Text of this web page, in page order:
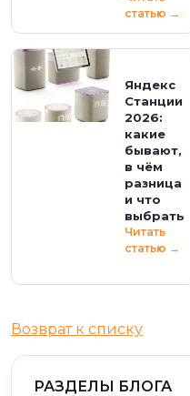
статью →
Яндекс
Станции
2026:
какие
бывают,
в чём
разница
и что
выбрать
Читать
статью →
Возврат к списку
РАЗДЕЛЫ БЛОГА